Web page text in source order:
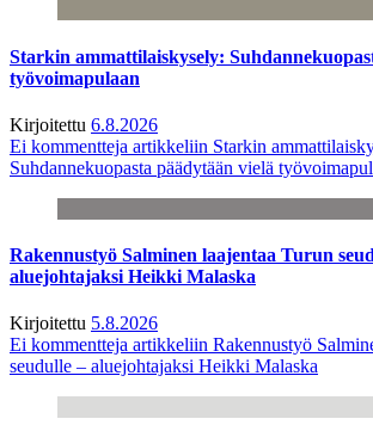
Starkin ammattilaiskysely:
työvoimapulaan
Kirjoitettu 6.8.2026
Ei kommentteja artikkeliin Starkin
Suhdannekuopasta päädytään vielä
Rakennustyö Salminen laajentaa Turun
aluejohtajaksi Heikki Malaska
Kirjoitettu 5.8.2026
Ei kommentteja artikkeliin Rakennustyö
seudulle – aluejohtajaksi Heikki Malaska